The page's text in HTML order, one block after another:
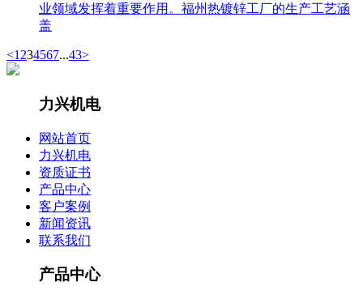
业领域发挥着重要作用。福州热镀锌工厂的生产工艺涵
盖
<1 234567...43>
力兴机电
网站首页
力兴机电
资质证书
产品中心
客户案例
新闻资讯
联系我们
产品中心